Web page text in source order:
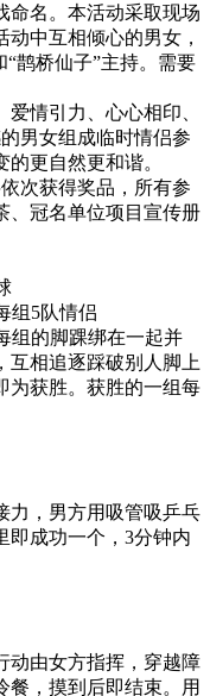
命名。本活动采取现场
中互相倾心的男女，
鹊桥仙子”主持。需要
情引力、心心相印、
男女组成临时情侣参
更自然更和谐。
次获得奖品，所有参
、冠名单位项目宣传册
组5队情侣
组的脚踝绑在一起并
互相追逐踩破别人脚上
为获胜。获胜的一组每
力，男方用吸管吸乒乓
即成功一个，3分钟内
动由女方指挥，穿越障
餐，摸到后即结束。用